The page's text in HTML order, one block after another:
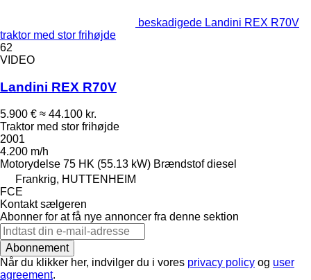
beskadigede Landini REX R70V
traktor med stor frihøjde
62
VIDEO
Landini REX R70V
5.900 € ≈ 44.100 kr.
Traktor med stor frihøjde
2001
4.200 m/h
Motorydelse 75 HK (55.13 kW) Brændstof diesel
Frankrig, HUTTENHEIM
FCE
Kontakt sælgeren
Abonner for at få nye annoncer fra denne sektion
Abonnement
Når du klikker her, indvilger du i vores privacy policy og user
agreement.